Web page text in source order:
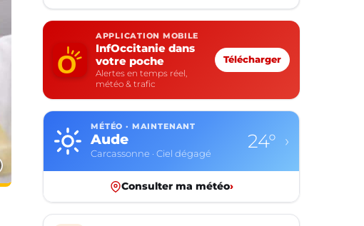
APPLICATION MOBILE
InfOccitanie dans
votre poche
Alertes en temps réel,
météo & trafic
Télécharger
MÉTÉO · MAINTENANT
Aude
Carcassonne · Ciel dégagé
24° ›
Consulter ma météo›